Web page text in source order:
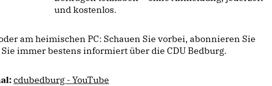
und kostenlos.
am heimischen PC: Schauen Sie vorbei, abonnieren Sie
immer bestens informiert über die CDU Bedburg.
cdubedburg - YouTube